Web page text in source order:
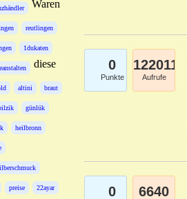
reutlingen
1dukaten
altini braut
günlük
heilbronn
preise 22ayar
Waren
diese 0
Punkte
122011
Aufrufe
0 6640